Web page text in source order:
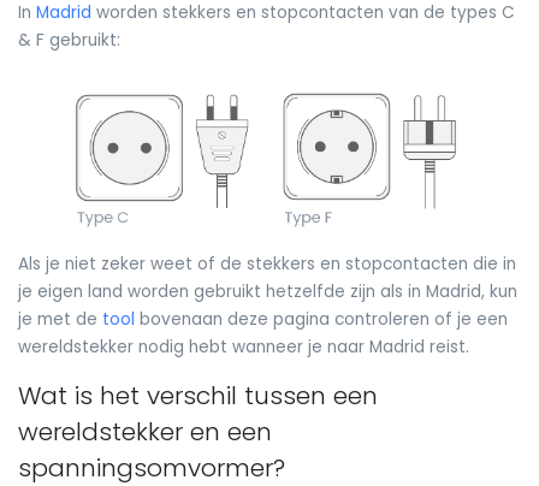
In Madrid worden stekkers en stopcontacten van de types C
& F gebruikt:
Als je niet zeker weet of de stekkers en stopcontacten die in
je eigen land worden gebruikt hetzelfde zijn als in Madrid, kun
je met de tool bovenaan deze pagina controleren of je een
wereldstekker nodig hebt wanneer je naar Madrid reist.
Wat is het verschil tussen een
wereldstekker en een
spanningsomvormer?